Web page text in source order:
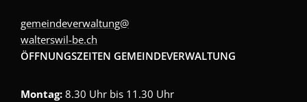
gemeindeverwaltung@
walterswil-be.ch
ÖFFNUNGSZEITEN GEMEINDEVERWALTUNG
Montag: 8.30 Uhr bis 11.30 Uhr